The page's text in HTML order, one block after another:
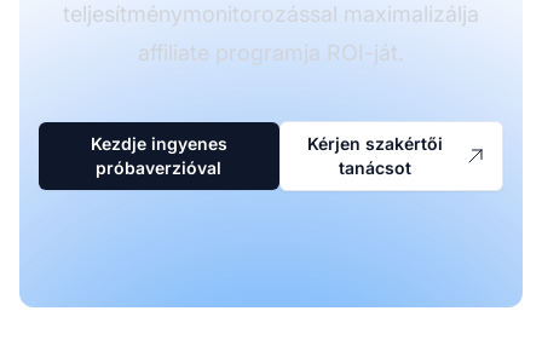
teljesítménymonitorozással maximalizálja
affiliate programja ROI-ját.
Kezdje ingyenes
próbaverzióval
Kérjen szakértői
tanácsot